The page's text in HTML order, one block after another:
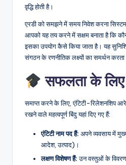
वृद्धि होती है।
एरडी को समझने में समय निवेश करना
आपको यह तय करने में सक्षम बनाता है कि
इसका उपयोग कैसे किया जाता है। यह
संगठन के रणनीतिक लक्ष्यों का समर्थन करता
सफलता के लिए
समाप्त करने के लिए, एंटिटी-रिलेशनशिप
रखने वाले महत्वपूर्ण बिंदु यहां दिए गए हैं:
एंटिटी नाम पद हैं: अपने व्यवसाय में
आदेश, उत्पाद)।
लक्षण विशेषण हैं:उन वस्तुओं के विवरण